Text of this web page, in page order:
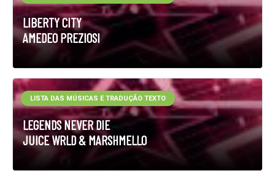
LIBERTY CITY
AMEDEO PREZIOSI
LEGENDS NEVER DIE
JUICE WRLD & MARSHMELLO
LISTA DAS MÚSICAS E TRADUÇÃO TEXTO